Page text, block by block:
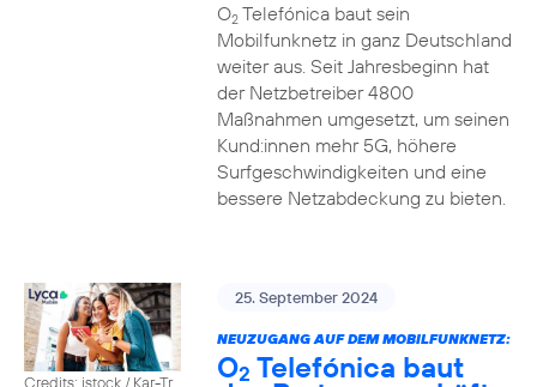
O2Telefónica baut sein
Mobilfunknetz in ganz Deutschland
weiter aus. Seit Jahresbeginn hat
der Netzbetreiber 4800
Maßnahmen umgesetzt, um seinen
Kund:innen mehr 5G, höhere
Surfgeschwindigkeiten und eine
bessere Netzabdeckung zu bieten.
Credits: istock / Kar-Tr
25. September 2024
NEUZUGANG AUF DEM MOBILFUNKNETZ:
O2 Telefónica baut